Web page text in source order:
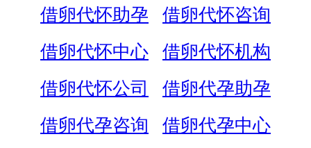
借卵代怀助孕
借卵代怀咨询
借卵代怀中心
借卵代怀机构
借卵代怀公司
借卵代孕助孕
借卵代孕咨询
借卵代孕中心